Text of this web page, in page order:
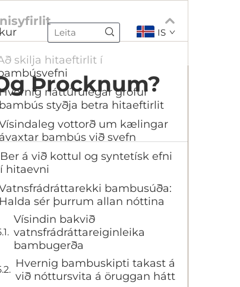
IS
Þrocknum?
skilja hitaeftirlit í
náttúrulegar grófur
bambús styðja betra hitaeftirlit
vottorð um kælingar
ávaxtar bambús við svefn
Ber á við kottul og syntetísk efni
í hitaevni
bambusúða:
Halda sér þurrum allan nóttina
Vísindin bakvið
vatnsfrádráttareiginleika
bambugerða
Hvernig bambuskipti takast á
við nóttursvita á öruggan hátt